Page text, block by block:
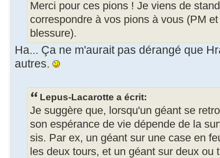
Merci pour ces pions ! Je viens de
correspondre à vos pions à vous (PM
blessure).
Ha... Ça ne m'aurait pas dérangé que
autres.
Lepus-Lacarotte a écrit:
Je suggère que, lorsqu'un géant se
son espérance de vie dépende de la
sis. Par ex, un géant sur une case en
les deux tours, et un géant sur deux ou